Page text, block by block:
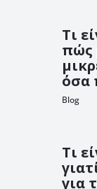
Τι
πώς
όσα
Blog
Τι
για